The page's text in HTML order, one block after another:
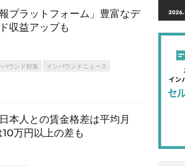
プラットフォーム」豊富なデ
収益アップも
バウンド対策
インバウンドニュース
本人との賃金格差は平均月
万円以上の差も